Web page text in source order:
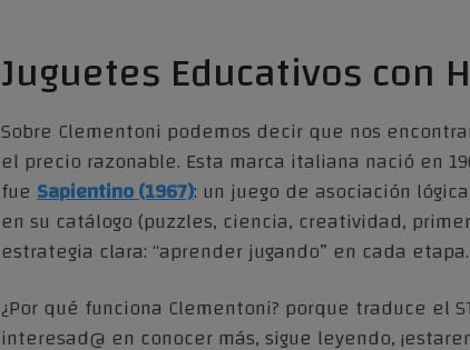
Juguetes Educativos con
Sobre Clementoni podemos decir que nos
el precio razonable. Esta marca italiana nació en
fue Sapientino (1967): un juego de asociación
en su catálogo (puzzles, ciencia, creatividad,
estrategia clara: “aprender jugando” en cada etapa.
¿Por qué funciona Clementoni? porque traduce el
interesad@ en conocer más, sigue leyendo,